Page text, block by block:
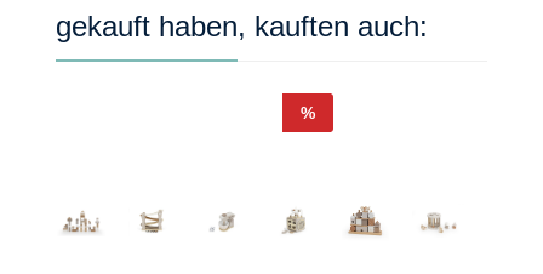
gekauft haben, kauften auch:
Rabatt
%